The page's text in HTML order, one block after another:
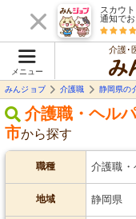
スカウ
通知で
メニュー
介護･
みんジョブ
介護職 静岡県の
介護職・ヘル
市から探す
職種 介護職・
地域 静岡県